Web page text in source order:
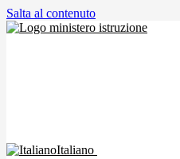
Salta al contenuto
Italiano